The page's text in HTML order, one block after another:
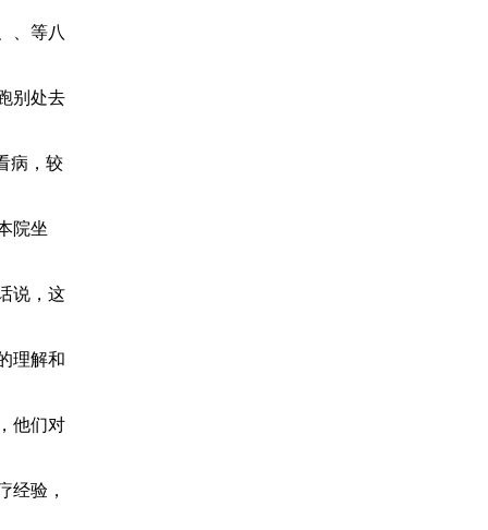
、等八
别处去
病，较
院坐
说，这
理解和
他们对
经验，